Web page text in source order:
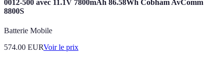
0012-500 avec 11.1V 7800mAh 86.58Wh Cobham AvComm
8800S
Batterie Mobile
574.00 EURVoir le prix